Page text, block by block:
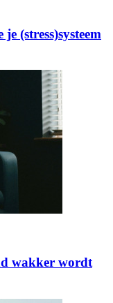
(stress)systeem
wakker wordt